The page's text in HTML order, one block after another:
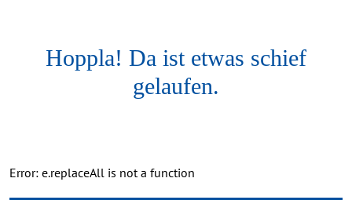
Hoppla! Da ist etwas schief
gelaufen.
Error: e.replaceAll is not a function